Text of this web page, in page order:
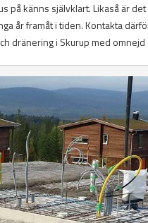
på känns självklart. Likaså är
år framåt i tiden. Kontakta
dränering i Skurup med